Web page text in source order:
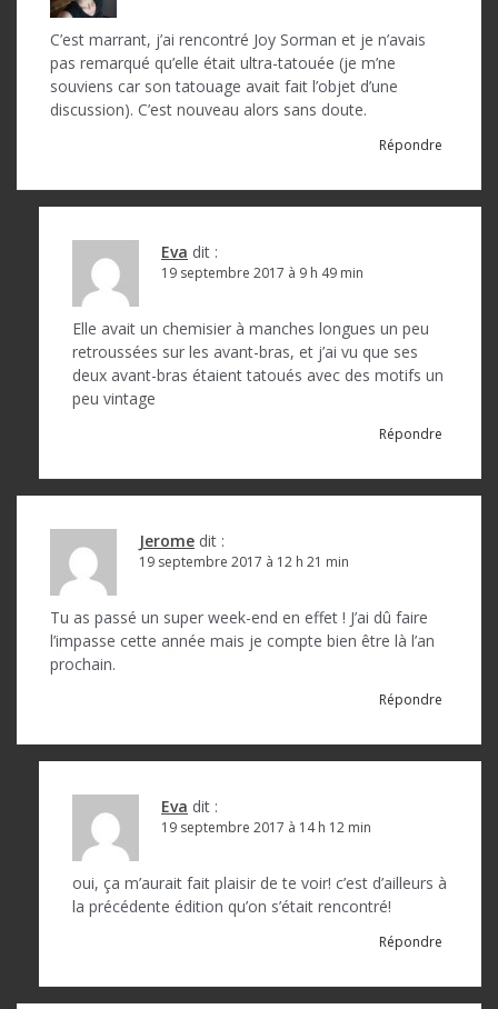
C’est marrant, j’ai rencontré Joy Sorman et je n’avais
pas remarqué qu’elle était ultra-tatouée (je m’ne
souviens car son tatouage avait fait l’objet d’une
discussion). C’est nouveau alors sans doute.
Répondre
Eva dit :
19 septembre 2017 à 9 h 49 min
Elle avait un chemisier à manches longues un peu
retroussées sur les avant-bras, et j’ai vu que ses
deux avant-bras étaient tatoués avec des motifs un
peu vintage
Répondre
Jerome dit :
19 septembre 2017 à 12 h 21 min
Tu as passé un super week-end en effet ! J’ai dû faire
l’impasse cette année mais je compte bien être là l’an
prochain.
Répondre
Eva dit :
19 septembre 2017 à 14 h 12 min
oui, ça m’aurait fait plaisir de te voir! c’est d’ailleurs à
la précédente édition qu’on s’était rencontré!
Répondre